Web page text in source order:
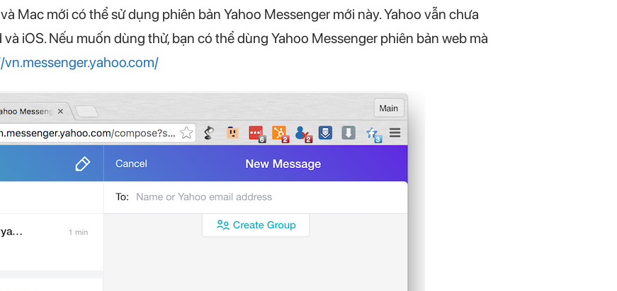
Mac mới có thể sử dụng phiên bản Yahoo Messenger mới này. Yahoo vẫn chưa
iOS. Nếu muốn dùng thử, bạn có thể dùng Yahoo Messenger phiên bản web mà